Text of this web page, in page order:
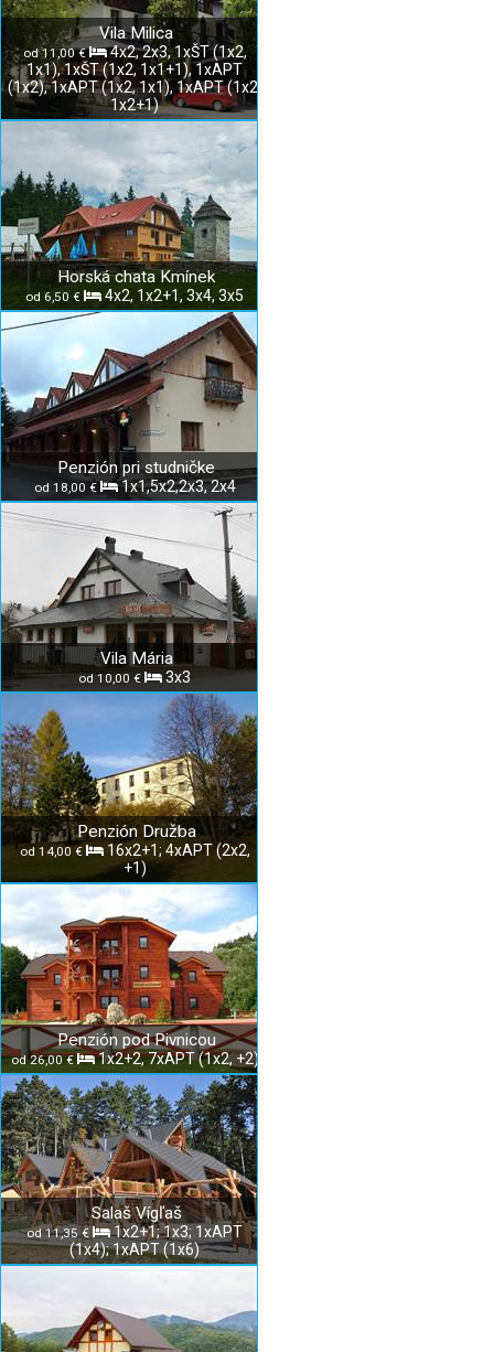
Vila Milica
od 11,00 €
4x2, 2x3, 1xŠT (1x2,
1x1), 1xŠT (1x2, 1x1+1), 1xAPT
(1x2), 1xAPT (1x2, 1x1), 1xAPT (1x2,
1x2+1)
Horská chata Kmínek
od 6,50 € 4x2, 1x2+1, 3x4, 3x5
Penzión pri studničke
od 18,00 € 1x1,5x2,2x3, 2x4
Vila Mária
od 10,00 € 3x3
Penzión Družba
od 14,00 €
16x2+1; 4xAPT (2x2,
+1)
Penzión pod Pivnicou
od 26,00 € 1x2+2, 7xAPT (1x2, +2)
Salaš Vígľaš
od 11,35 €
1x2+1; 1x3; 1xAPT
(1x4); 1xAPT (1x6)